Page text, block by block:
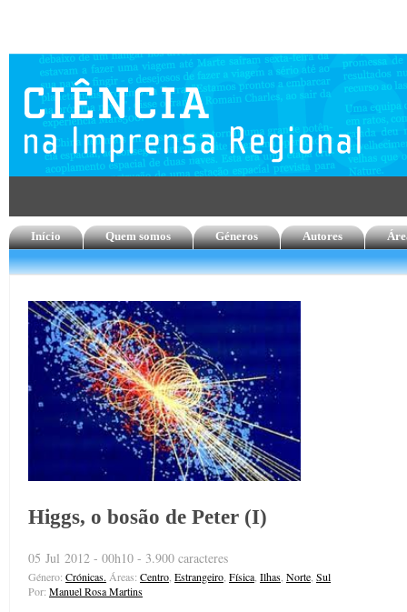
Início Quem somos Géneros Autores
Higgs, o bosão de Peter (I)
05 Jul 2012 - 00h10 - 3.900 caracteres
Género: Crónicas. Áreas: Centro Estrangeiro Física Ilhas Norte Sul
Por: Manuel Rosa Martins